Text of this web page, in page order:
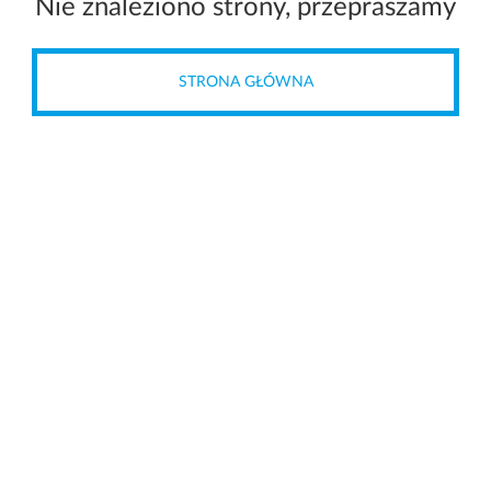
Nie znaleziono strony, przepraszamy
STRONA GŁÓWNA